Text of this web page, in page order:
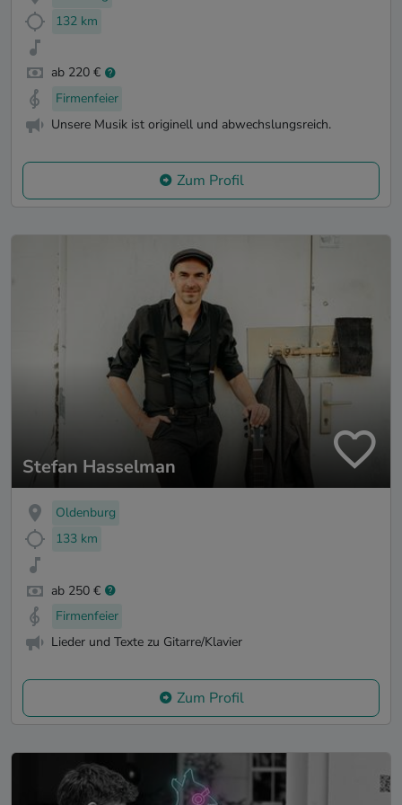
132 km
ab 220 €
Firmenfeier
Unsere Musik ist originell und abwechslungsreich.
Zum Profil
Stefan Hasselman
Oldenburg
133 km
ab 250 €
Firmenfeier
Lieder und Texte zu Gitarre/Klavier
Zum Profil